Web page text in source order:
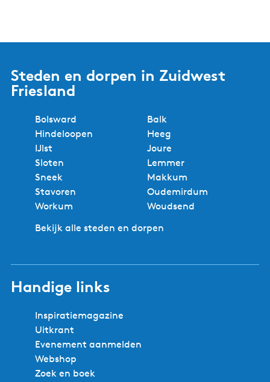
Steden en dorpen in Zuidwest
Friesland
Bolsward
Balk
Hindeloopen
Heeg
IJlst
Joure
Sloten
Lemmer
Sneek
Makkum
Stavoren
Oudemirdum
Workum
Woudsend
Bekijk alle steden en dorpen
Handige links
Inspiratiemagazine
Uitkrant
Evenement aanmelden
Webshop
Zoek en boek